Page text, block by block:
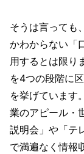
そうは言っても
かわからない「
用するとは限り
を4つの段階に
を挙げています
業のアピール・
説明会」や「テ
で満遍なく情報